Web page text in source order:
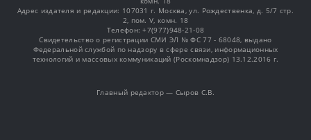
Адрес издателя и редакции: 107031 г. Москва, ул. Рождественка, д. 5/7 стр.
2, пом. V, комн. 18
Телефон: +7(977)948-21-08
Свидетельство о регистрации СМИ ЭЛ № ФС 77 - 68048, выдано
Федеральной службой по надзору в сфере связи, информационных
технологий и массовых коммуникаций (Роскомнадзор) 13.12.2016 г.
Главный редактор — Сыров С.В.